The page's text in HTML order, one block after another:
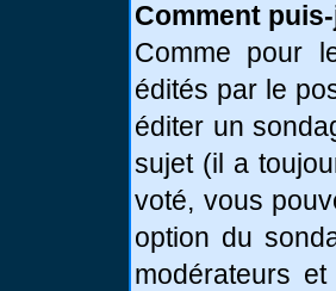
Comment
Comme pour
édités par le
éditer un
sujet (il a
voté, vous
option du
modérateurs